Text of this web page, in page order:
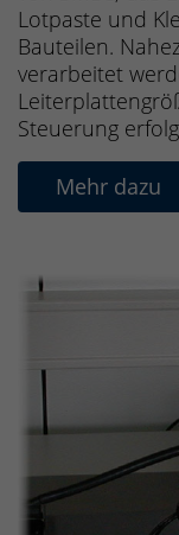
Lotpaste und
Bauteilen.
verarbeitet
Steuerung
Mehr dazu